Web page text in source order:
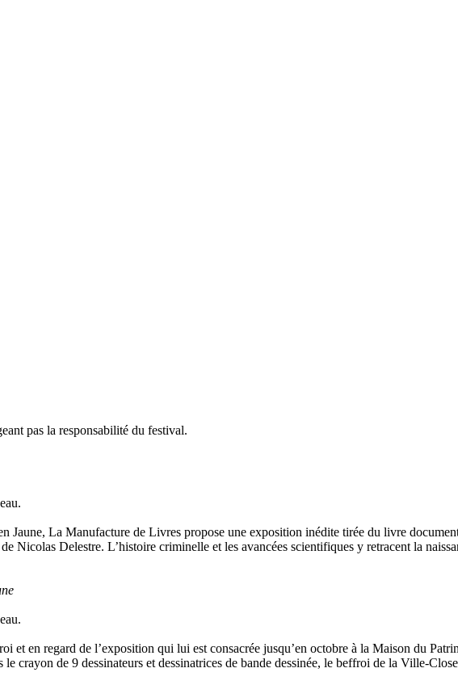
pas la responsabilité du festival.
Jaune, La Manufacture de Livres propose une exposition inédite tirée du livre
Nicolas Delestre. L’histoire criminelle et les avancées scientifiques y retracent la
et en regard de l’exposition qui lui est consacrée jusqu’en octobre à la Maison du
crayon de 9 dessinateurs et dessinatrices de bande dessinée, le beffroi de la Ville-